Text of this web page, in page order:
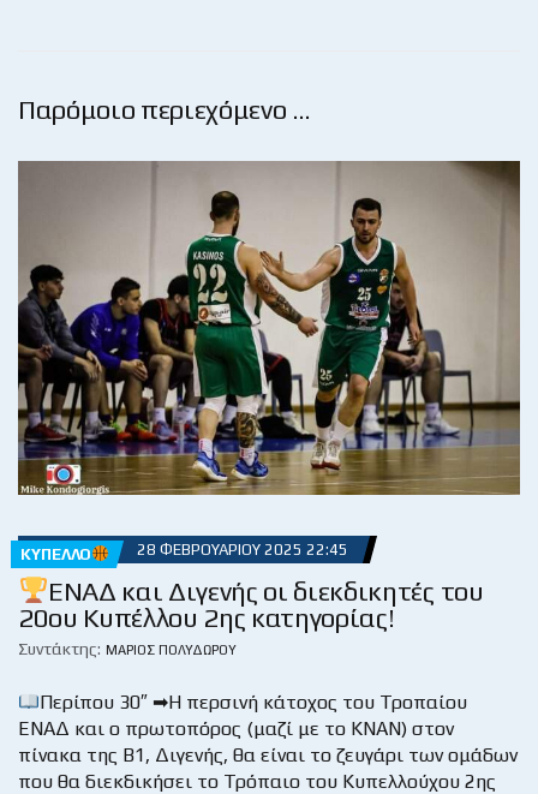
Παρόμοιο περιεχόμενο …
ΚΎΠΕΛΛΟ 28 ΦΕΒΡΟΥΑΡΊΟΥ 2025 22:45
ΕΝΑΔ και Διγενής οι διεκδικητές του
20ου Κυπέλλου 2ης κατηγορίας!
Συντάκτης: ΜΆΡΙΟΣ ΠΟΛΥΔΏΡΟΥ
Περίπου 30″ ➡Η περσινή κάτοχος του Τροπαίου
ΕΝΑΔ και ο πρωτοπόρος (μαζί με το ΚΝΑΝ) στον
πίνακα της Β1, Διγενής, θα είναι το ζευγάρι των ομάδων
που θα διεκδικήσει το Τρόπαιο του Κυπελλούχου 2ης